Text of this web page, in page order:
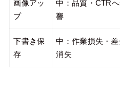
画像アッ
プ
中：品質・CTR
響
下書き保
存
中：作業損失・
消失